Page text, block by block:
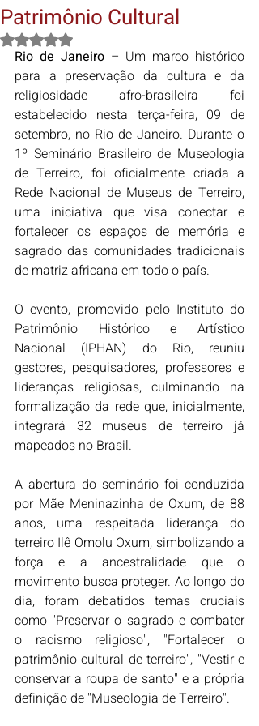
Patrimônio Cultural
Avaliado com NaN de 5 estrelas.
Rio de Janeiro – Um marco histórico
para a preservação da cultura e da
religiosidade afro-brasileira foi
estabelecido nesta terça-feira, 09 de
setembro, no Rio de Janeiro. Durante o
1º Seminário Brasileiro de Museologia
de Terreiro, foi oficialmente criada a
Rede Nacional de Museus de Terreiro,
uma iniciativa que visa conectar e
fortalecer os espaços de memória e
sagrado das comunidades tradicionais
de matriz africana em todo o país.
O evento, promovido pelo Instituto do
Patrimônio Histórico e Artístico
Nacional (IPHAN) do Rio, reuniu
gestores, pesquisadores, professores e
lideranças religiosas, culminando na
formalização da rede que, inicialmente,
integrará 32 museus de terreiro já
mapeados no Brasil.
A abertura do seminário foi conduzida
por Mãe Meninazinha de Oxum, de 88
anos, uma respeitada liderança do
terreiro Ilê Omolu Oxum, simbolizando a
força e a ancestralidade que o
movimento busca proteger. Ao longo do
dia, foram debatidos temas cruciais
como "Preservar o sagrado e combater
o racismo religioso", "Fortalecer o
patrimônio cultural de terreiro", "Vestir e
conservar a roupa de santo" e a própria
definição de "Museologia de Terreiro".